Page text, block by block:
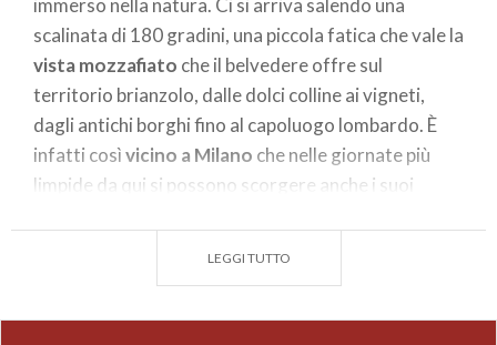
immerso nella natura. Ci si arriva salendo una
scalinata di 180 gradini, una piccola fatica che vale la
vista mozzafiato che il belvedere offre sul
territorio brianzolo, dalle dolci colline ai vigneti,
dagli antichi borghi fino al capoluogo lombardo. È
infatti cosìvicino a Milano che nelle giornate più
limpide da qui si possono scorgere anche i suoi
LEGGI TUTTO